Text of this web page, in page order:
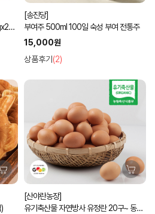
병
[송진당]
부여주 500ml 100일 숙성 부여 전통주
15,000원
상품후기 (2)
)
[산야란농장]
유기축산물 자연방사 유정란 20구~ 동물